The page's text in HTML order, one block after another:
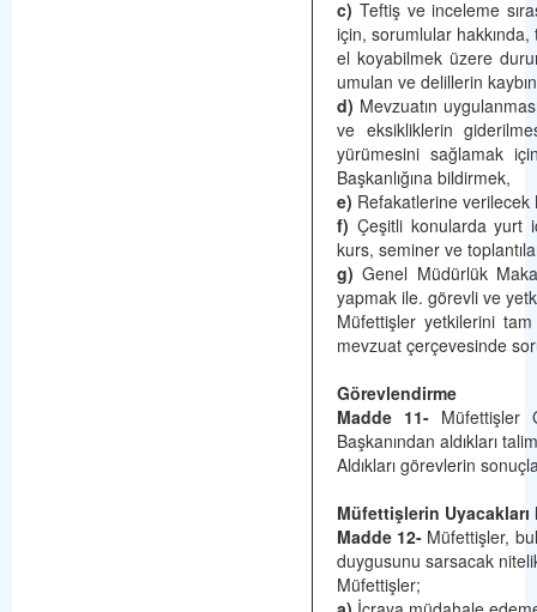
c) Teftiş ve inceleme
için, sorumlular
el koyabilmek üzere
umulan ve delillerin
d) Mevzuatın
ve eksikliklerin
yürümesini sağlamak
Başkanlığına bildirmek,
e) Refakatlerine verilecek
f) Çeşitli konularda yurt
kurs, seminer ve
g) Genel Müdürlük
yapmak ile. görevli ve
Müfettişler yetkilerini
mevzuat çerçevesinde
Görevlendirme
Madde 11- Müfettişler
Başkanından aldıkları
Aldıkları görevlerin
Müfettişlerin Uyacakları
Madde 12- Müfettişler,
duygusunu sarsacak
Müfettişler;